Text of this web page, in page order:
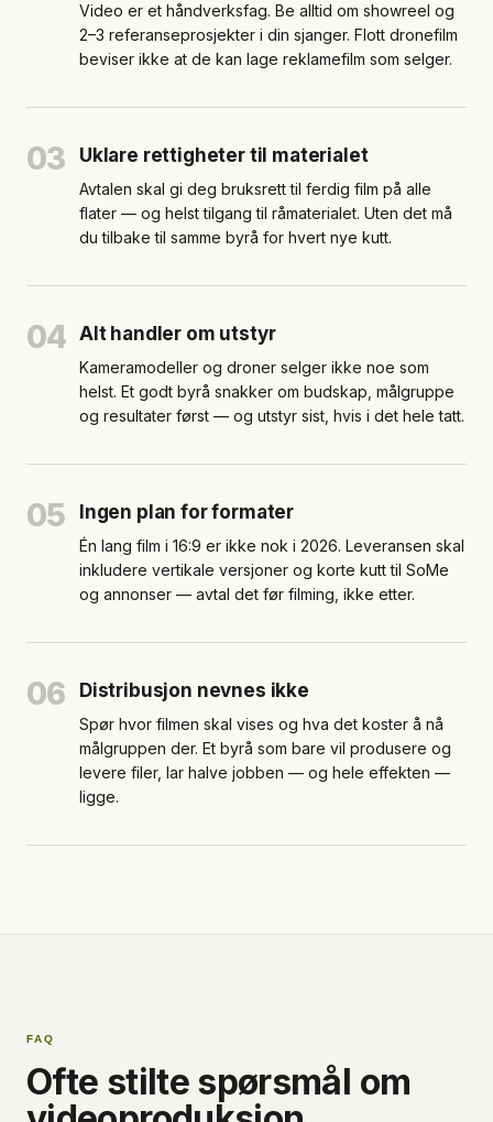
Video er et håndverksfag. Be alltid om showreel og
2–3 referanseprosjekter i din sjanger. Flott dronefilm
beviser ikke at de kan lage reklamefilm som selger.
03 Uklare rettigheter til materialet
Avtalen skal gi deg bruksrett til ferdig film på alle
flater — og helst tilgang til råmaterialet. Uten det må
du tilbake til samme byrå for hvert nye kutt.
04 Alt handler om utstyr
Kameramodeller og droner selger ikke noe som
helst. Et godt byrå snakker om budskap, målgruppe
og resultater først — og utstyr sist, hvis i det hele tatt.
05 Ingen plan for formater
Én lang film i 16:9 er ikke nok i 2026. Leveransen skal
inkludere vertikale versjoner og korte kutt til SoMe
og annonser — avtal det før filming, ikke etter.
06 Distribusjon nevnes ikke
Spør hvor filmen skal vises og hva det koster å nå
målgruppen der. Et byrå som bare vil produsere og
levere filer, lar halve jobben — og hele effekten —
ligge.
FAQ
Ofte stilte spørsmål om